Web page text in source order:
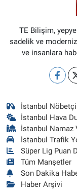
TE Bilişim,
sadelik ve
ve insanlara
İstanbul
İstanbul Hava
İstanbul Namaz
İstanbul Trafik
Süper Lig Puan
Tüm Manşetler
Son Dakika
Haber Arşivi